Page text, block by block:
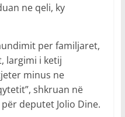
ne qeli, ky
per familjaret,
largimi i ketij
minus ne
shkruan në
deputet Jolio Dine.